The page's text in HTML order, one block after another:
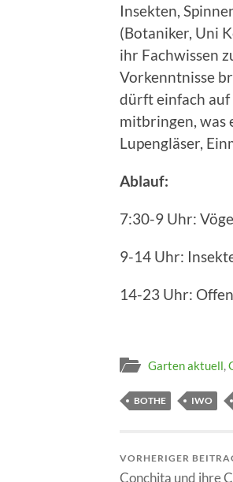
Insekten,
(Botaniker, Uni
ihr Fachwissen
Vorkenntnisse
dürft einfach
mitbringen, was
Lupengläser,
Ablauf:
7:30-9 Uhr:
9-14 Uhr:
14-23 Uhr:
Garten aktuell,
BOTHE IWO
VORHERIGER
Conchita und ihre